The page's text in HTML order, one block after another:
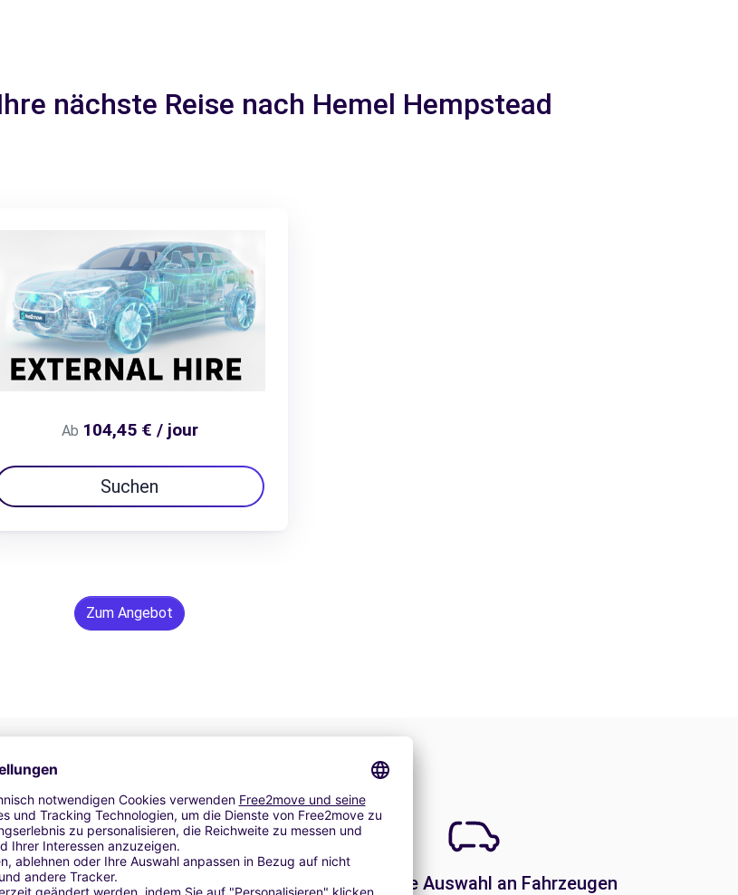
nächste Reise nach Hemel Hempstead
Ab 104,45 € / jour
Suchen
Zum Angebot
24/7 Unterstützung Eine große Auswahl an Fahrzeugen